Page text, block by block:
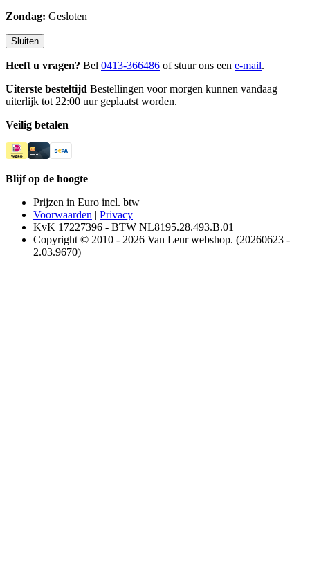
Zondag: Gesloten
Sluiten
Heeft u vragen? Bel 0413-366486 of stuur ons een e-mail.
Uiterste besteltijd Bestellingen voor morgen kunnen vandaag
uiterlijk tot 22:00 uur geplaatst worden.
Veilig betalen
Blijf op de hoogte
Prijzen in Euro incl. btw
Voorwaarden | Privacy
KvK 17227396 - BTW NL8195.28.493.B.01
Copyright © 2010 - 2026 Van Leur webshop. (20260623 -
2.03.9670)